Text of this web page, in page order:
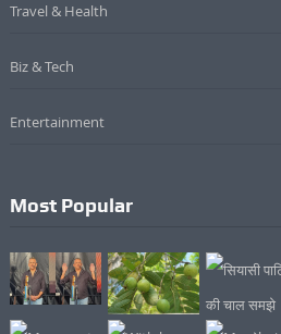
Travel & Health
Biz & Tech
Entertainment
Most Popular